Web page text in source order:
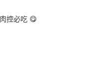
控必吃 😋